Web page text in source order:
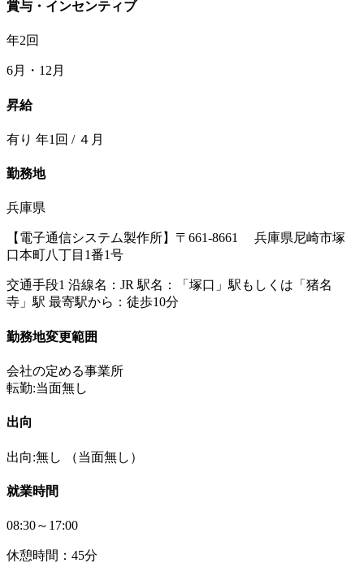
賞与・インセンティブ
年2回
6月・12月
昇給
有り 年1回 / ４月
勤務地
兵庫県
【電子通信システム製作所】〒661-8661 兵庫県尼崎市塚
口本町八丁目1番1号
交通手段1 沿線名：JR 駅名：「塚口」駅もしくは「猪名
寺」駅 最寄駅から：徒歩10分
勤務地変更範囲
会社の定める事業所
転勤:当面無し
出向
出向:無し （当面無し）
就業時間
08:30～17:00
休憩時間：45分